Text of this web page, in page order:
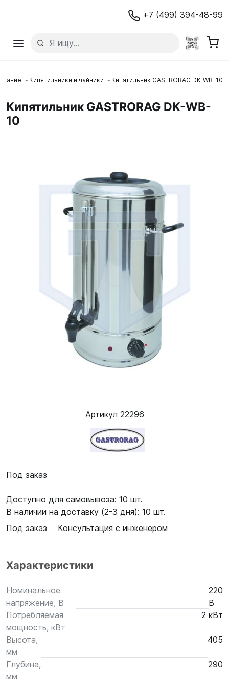
+7 (499) 394-48-99
Кипятильники и чайники Кипятильник GASTRORAG DK-WB-10
Кипятильник GASTRORAG DK-WB-
10
Артикул 22296
Под заказ
Доступно для самовывоза: 10 шт.
В наличии на доставку (2-3 дня): 10 шт.
Под заказ
Консультация с инженером
Характеристики
Номинальное
напряжение, В
220
В
Потребляемая
мощность, кВт
2 кВт
Высота,
мм
405
Глубина,
мм
290